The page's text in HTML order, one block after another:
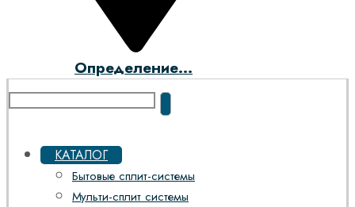
Определение...
КАТАЛОГ
Бытовые сплит-системы
Мульти-сплит системы